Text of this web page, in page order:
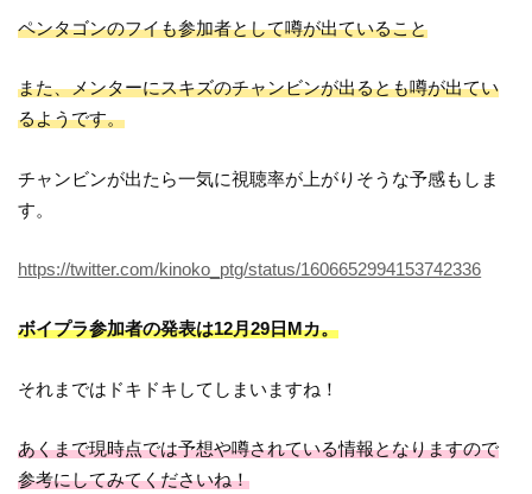
ペンタゴンのフイも参加者として噂が出ていること
また、メンターにスキズのチャンビンが出るとも噂が出てい
るようです。
チャンビンが出たら一気に視聴率が上がりそうな予感もしま
す。
https://twitter.com/kinoko_ptg/status/1606652994153742336
ボイプラ参加者の発表は12月29日Mカ。
それまではドキドキしてしまいますね！
あくまで現時点では予想や噂されている情報となりますので
参考にしてみてくださいね！